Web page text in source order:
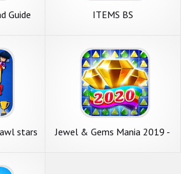
Guide
ITEMS BS
stars
Jewel & Gems Mania 2019 -